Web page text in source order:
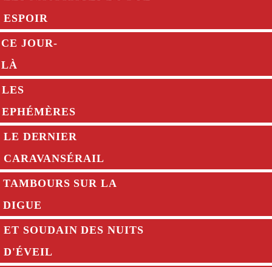
ESPOIR
CE JOUR-
LÀ
LES
EPHÉMÈRES
LE DERNIER
CARAVANSÉRAIL
TAMBOURS SUR LA
DIGUE
ET SOUDAIN DES NUITS
D'ÉVEIL